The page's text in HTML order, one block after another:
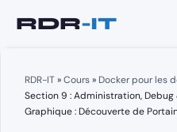
RDR-IT»Cours» Docker pour les
Section 9 : Administration, Debug
Graphique : Découverte de